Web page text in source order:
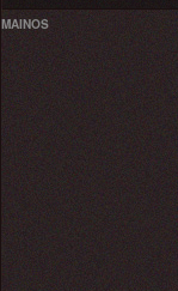
MAINOS